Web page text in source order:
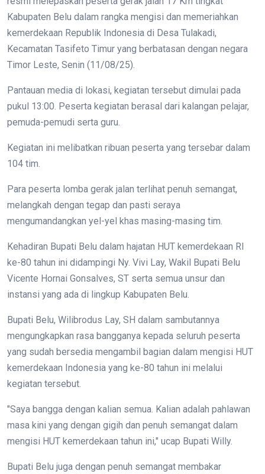
Kabupaten Belu dalam rangka mengisi dan memeriahkan
kemerdekaan Republik Indonesia di Desa Tulakadi,
Kecamatan Tasifeto Timur yang berbatasan dengan negara
Timor Leste, Senin (11/08/25).
Pantauan media di lokasi, kegiatan tersebut dimulai pada
pukul 13:00. Peserta kegiatan berasal dari kalangan pelajar,
pemuda-pemudi serta guru.
Kegiatan ini melibatkan ribuan peserta yang tersebar dalam
104 tim.
Para peserta lomba gerak jalan terlihat penuh semangat,
melangkah dengan tegap dan pasti seraya
mengumandangkan yel-yel khas masing-masing tim.
Kehadiran Bupati Belu dalam hajatan HUT kemerdekaan RI
ke-80 tahun ini didampingi Ny. Vivi Lay, Wakil Bupati Belu
Vicente Hornai Gonsalves, ST serta semua unsur dan
instansi yang ada di lingkup Kabupaten Belu.
Bupati Belu, Wilibrodus Lay, SH dalam sambutannya
mengungkapkan rasa bangganya kepada seluruh peserta
yang sudah bersedia mengambil bagian dalam mengisi HUT
kemerdekaan Indonesia yang ke-80 tahun ini melalui
kegiatan tersebut.
"Saya bangga dengan kalian semua. Kalian adalah pahlawan
masa kini yang dengan gigih dan penuh semangat dalam
mengisi HUT kemerdekaan tahun ini," ucap Bupati Willy.
Bupati Belu juga dengan penuh semangat membakar